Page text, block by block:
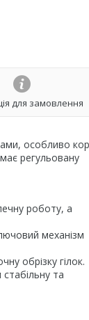
для замовлення
особливо
регульовану
роботу, а
механізм
обрізку гілок.
та